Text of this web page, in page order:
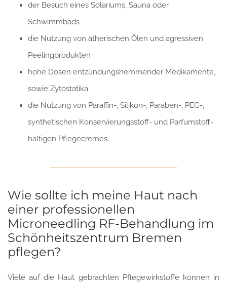
der Besuch eines Solariums, Sauna oder
Schwimmbads
die Nutzung von ätherischen Ölen und agressiven
Peelingprodukten
hohe Dosen entzündungshemmender Medikamente,
sowie Zytostatika
die Nutzung von Paraffin-, Silikon-, Paraben-, PEG-,
synthetischen Konservierungsstoff- und Parfumstoff-
haltigen Pflegecremes
Wie sollte ich meine Haut nach
einer professionellen
Microneedling RF-Behandlung im
Schönheitszentrum Bremen
pflegen?
Viele auf die Haut gebrachten Pflegewirkstoffe können in